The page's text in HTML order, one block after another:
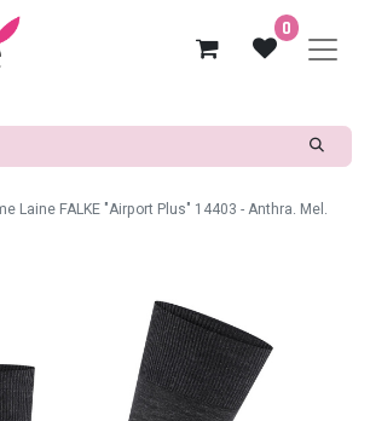
0
Laine FALKE "Airport Plus" 14403 - Anthra. Mel.